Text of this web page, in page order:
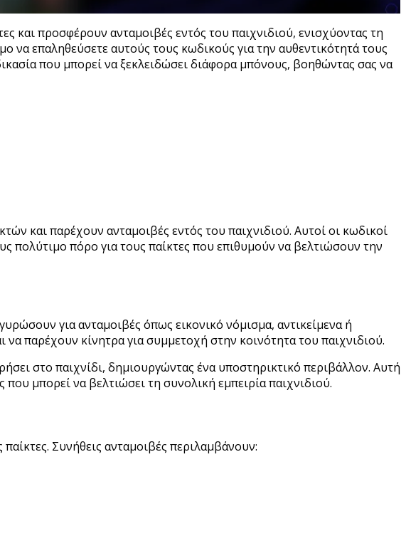
και προσφέρουν ανταμοιβές εντός του παιχνιδιού, ενισχύοντας τη
να επαληθεύσετε αυτούς τους κωδικούς για την αυθεντικότητά τους
που μπορεί να ξεκλειδώσει διάφορα μπόνους, βοηθώντας σας να
και παρέχουν ανταμοιβές εντός του παιχνιδιού. Αυτοί οι κωδικοί
πολύτιμο πόρο για τους παίκτες που επιθυμούν να βελτιώσουν την
για ανταμοιβές όπως εικονικό νόμισμα, αντικείμενα ή
παρέχουν κίνητρα για συμμετοχή στην κοινότητα του παιχνιδιού.
στο παιχνίδι, δημιουργώντας ένα υποστηρικτικό περιβάλλον. Αυτή
μπορεί να βελτιώσει τη συνολική εμπειρία παιχνιδιού.
Συνήθεις ανταμοιβές περιλαμβάνουν: